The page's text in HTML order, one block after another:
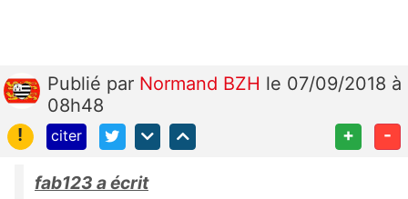
Publié par Normand BZH le 07/09/2018 à
08h48
!
citer + -
fab123 a écrit